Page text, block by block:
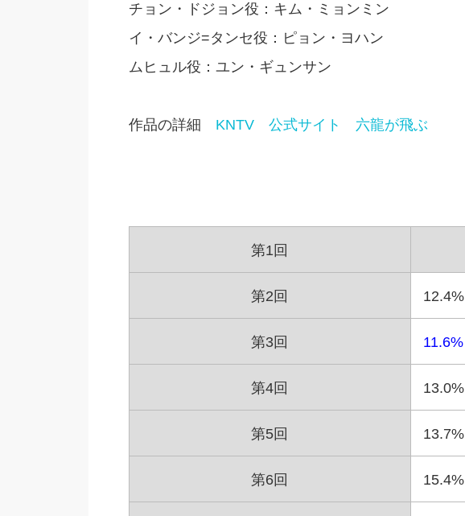
チョン・ドジョン役：キム・ミョンミン
イ・バンジ=タンセ役：ピョン・ヨハン
ムヒュル役：ユン・ギュンサン
作品の詳細 KNTV 公式サイト 六龍が飛ぶ
第1回
第2回 12.4%
第3回 11.6%
第4回 13.0%
第5回 13.7%
第6回 15.4%